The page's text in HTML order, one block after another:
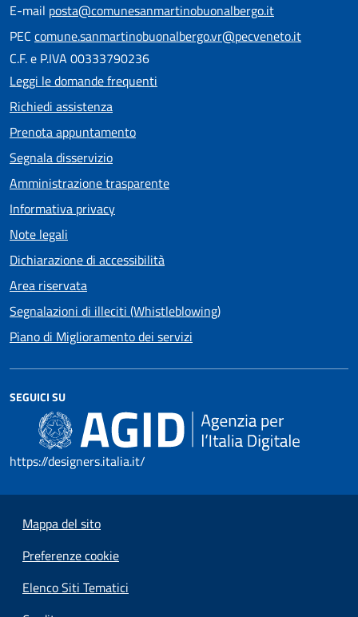
E-mail posta@comunesanmartinobuonalbergo.it
PEC comune.sanmartinobuonalbergo.vr@pecveneto.it
C.F. e P.IVA 00333790236
Leggi le domande frequenti
Richiedi assistenza
Prenota appuntamento
Segnala disservizio
Amministrazione trasparente
Informativa privacy
Note legali
Dichiarazione di accessibilità
Area riservata
Segnalazioni di illeciti (Whistleblowing)
Piano di Miglioramento dei servizi
SEGUICI SU
https://designers.italia.it/
Mappa del sito
Preferenze cookie
Elenco Siti Tematici